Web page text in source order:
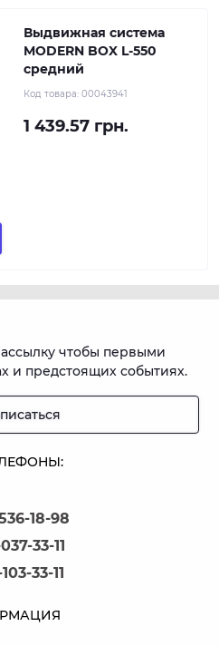
Выдвижная система
MODERN BOX L-550
средний
Код товара: 00043941
1 439.57 грн.
18-98
33-11
33-11
чтобы первыми
и предстоящих событиях.